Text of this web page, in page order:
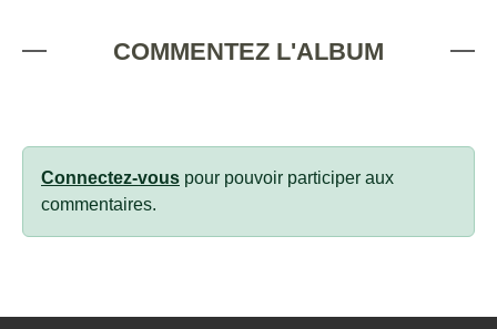
COMMENTEZ L'ALBUM
Connectez-vous pour pouvoir participer aux
commentaires.